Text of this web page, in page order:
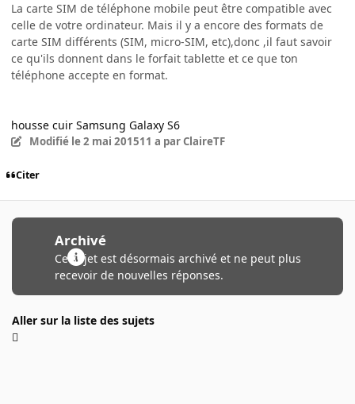
La carte SIM de téléphone mobile peut être compatible avec
celle de votre ordinateur. Mais il y a encore des formats de
carte SIM différents (SIM, micro-SIM, etc),donc ,il faut savoir
ce qu'ils donnent dans le forfait tablette et ce que ton
téléphone accepte en format.
housse cuir Samsung Galaxy S6
Modifié le 2 mai 201511 a par ClaireTF
Citer
Archivé
Ce sujet est désormais archivé et ne peut plus
recevoir de nouvelles réponses.
Aller sur la liste des sujets